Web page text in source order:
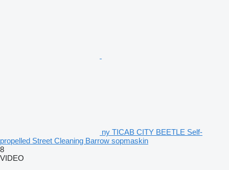
ny TICAB CITY BEETLE Self-
propelled Street Cleaning Barrow sopmaskin
8
VIDEO